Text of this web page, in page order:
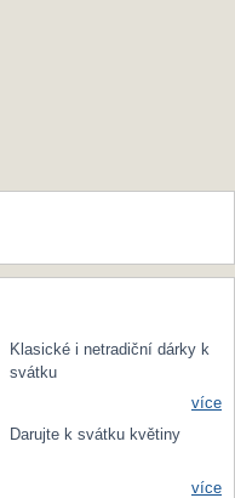
Klasické i netradiční dárky k
svátku
více
Darujte k svátku květiny
více